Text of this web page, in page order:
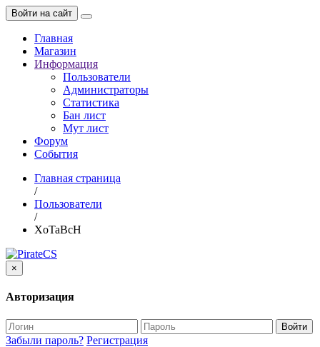
Войти на сайт
Главная
Магазин
Информация
Пользователи
Администраторы
Статистика
Бан лист
Мут лист
Форум
События
Главная страница
/
Пользователи
/
ХoTaBcH
×
Авторизация
Войти
Забыли пароль? Регистрация